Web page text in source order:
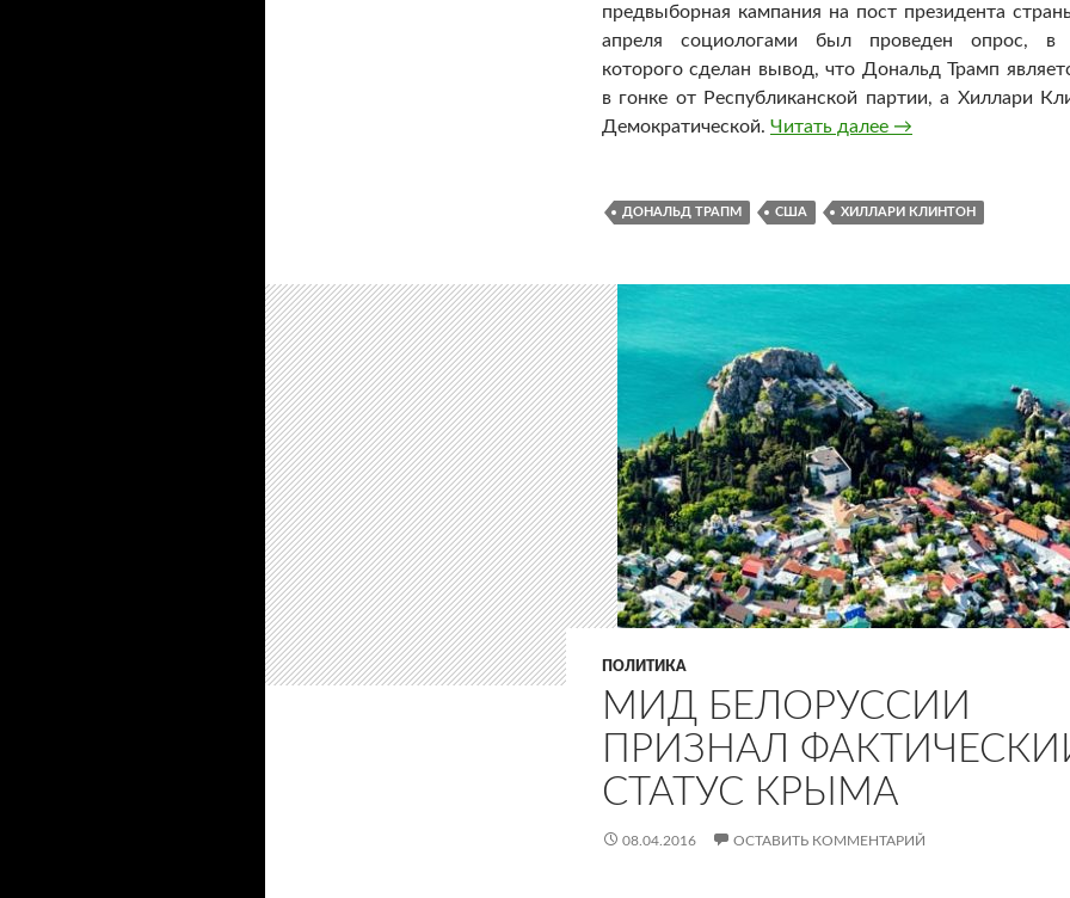
предвыборная кампания на пост президента
апреля социологами был проведен опрос, в
которого сделан вывод, что Дональд Трамп
в гонке от Республиканской партии, а Хиллари
Демократической. Читать далее Стали известены
→
ДОНАЛЬД ТРАПМ США ХИЛЛАРИ КЛИНТОН
ПОЛИТИКА
МИД БЕЛОРУССИИ
ПРИЗНАЛ
СТАТУС КРЫМА
08.04.2016 ОСТАВИТЬ КОММЕНТАРИЙ